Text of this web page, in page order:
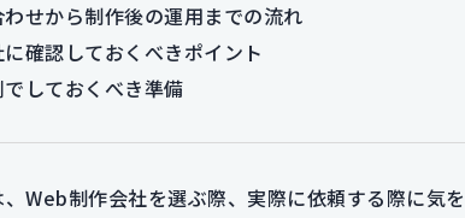
せから制作後の運用までの流れ
確認しておくべきポイント
しておくべき準備
Web制作会社を選ぶ際、実際に依頼する際に気を